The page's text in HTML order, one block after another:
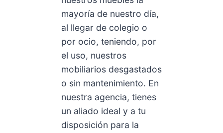
mayoría de nuestro día,
al llegar de colegio o
por ocio, teniendo, por
el uso, nuestros
mobiliarios desgastados
o sin mantenimiento. En
nuestra agencia, tienes
un aliado ideal y a tu
disposición para la